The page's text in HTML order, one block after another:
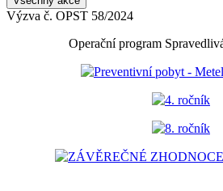
Výzva č. OPST 58/2024
Operační program
Preventivní pobyt -
4. ročník
8. ročník
ZÁVĚREČNÉ